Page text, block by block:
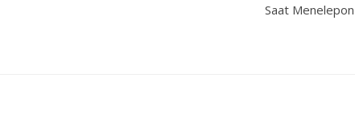
Saat Menelepon